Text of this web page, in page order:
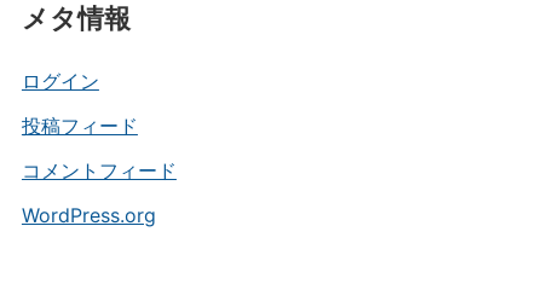
ゴ
ー
メタ情報
ログイン
投稿フィード
コメントフィード
WordPress.org